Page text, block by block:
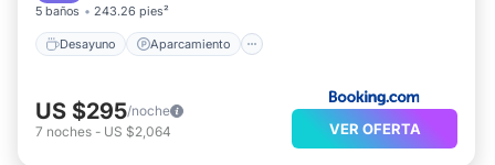
5 baños 243.26 pies²
Desayuno Aparcamiento
US $295/noche
7 noches - US $2,064 VER OFERTA